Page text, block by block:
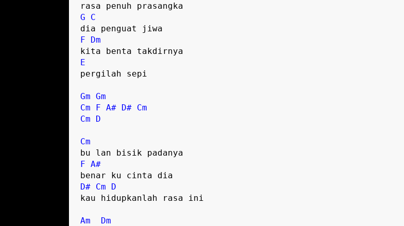
G
C
F
Dm
E
pergilah sepi
Gm Gm
Cm
F A# D# Cm
Cm
D
Cm
F A#
D# Cm
D
kau hidupkanlah rasa ini
Am
Dm